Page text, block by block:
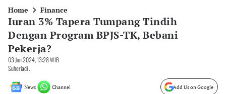
Home Finance
Iuran 3% Tapera Tumpang Tindih
Dengan Program BPJS-TK, Bebani
Pekerja?
03 Jun 2024, 13:28 WIB
Suheriadi .
News Channel Add Us on Google